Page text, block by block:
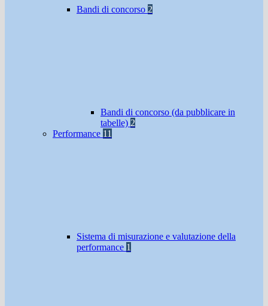
Bandi di concorso 2
Bandi di concorso (da pubblicare in
tabelle) 2
Performance 11
Sistema di misurazione e valutazione della
performance 1